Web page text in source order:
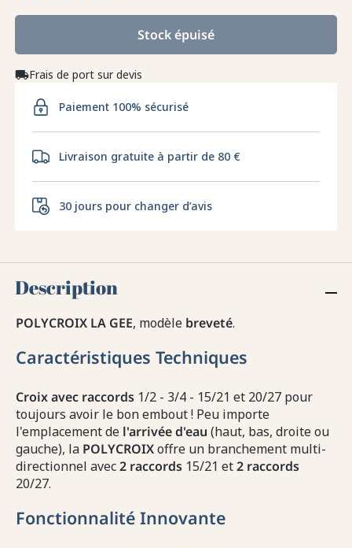
Stock épuisé
local_shippingFrais de port sur devis
Paiement 100% sécurisé
Livraison gratuite à partir de 80 €
30 jours pour changer d’avis
Description
POLYCROIX LA GEE, modèle breveté.
Caractéristiques Techniques
Croix avec raccords 1/2 - 3/4 - 15/21 et 20/27 pour
toujours avoir le bon embout ! Peu importe
l'emplacement de l'arrivée d'eau (haut, bas, droite ou
gauche), la POLYCROIXoffre un branchement multi-
directionnel avec2 raccords 15/21 et2 raccords
20/27.
Fonctionnalité Innovante